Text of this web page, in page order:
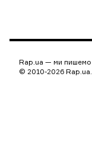
Rap.ua — ми пишемо
© 2010-2026 Rap.ua.